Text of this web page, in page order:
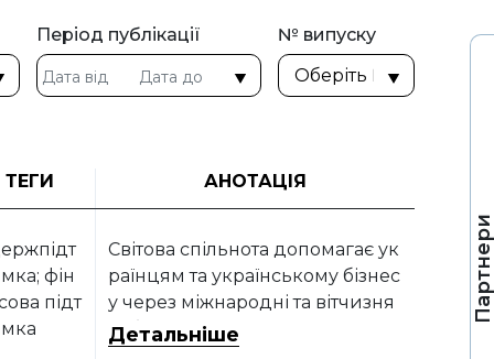
Партнери
Період публікації № випуску
ТЕГИ АНОТАЦІЯ
фін
підт
Світова спільнота допомагає ук
раїнцям та українському бізнес
у через міжнародні та вітчизня
ні благодійні та громадські орг
Детальніше